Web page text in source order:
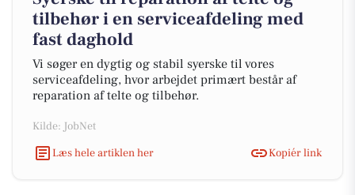
tilbehør i en serviceafdeling med
fast daghold
Vi søger en dygtig og stabil syerske til vores
serviceafdeling, hvor arbejdet primært består af
reparation af telte og tilbehør.
Kilde: JobNet
Læs hele artiklen her
Kopiér link